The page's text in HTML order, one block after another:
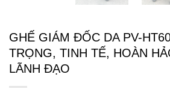
GHẾ GIÁM ĐỐC DA PV-
TRỌNG, TINH TẾ, HOÀN
LÃNH ĐẠO